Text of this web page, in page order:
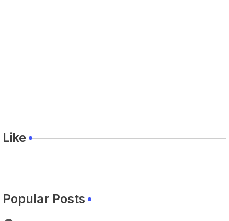
Like
Popular Posts